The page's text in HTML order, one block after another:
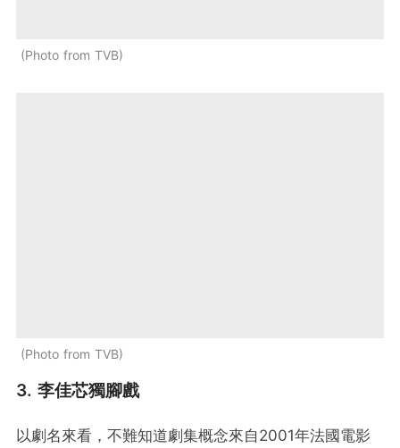
Photo from TVB
Photo from TVB
3. 李佳芯獨腳戲
以劇名來看，不難知道劇集概念來自2001年法國電影